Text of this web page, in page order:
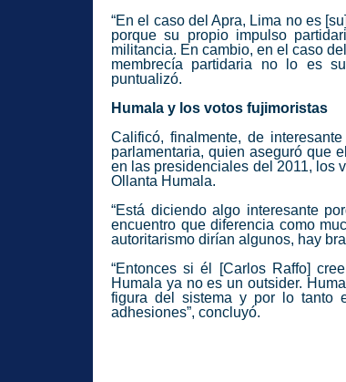
“En el caso del Apra, Lima no es
porque su propio impulso
militancia. En cambio, en el caso
membrecía partidaria no lo es
puntualizó.
Humala y los votos fujimoristas
Calificó, finalmente, de
parlamentaria, quien aseguró que
en las presidenciales del 2011, los
Ollanta Humala.
“Está diciendo algo interesante
encuentro que diferencia como
autoritarismo dirían algunos, hay
“Entonces si él [Carlos Raffo]
Humala ya no es un outsider.
figura del sistema y por lo tanto
adhesiones”, concluyó.